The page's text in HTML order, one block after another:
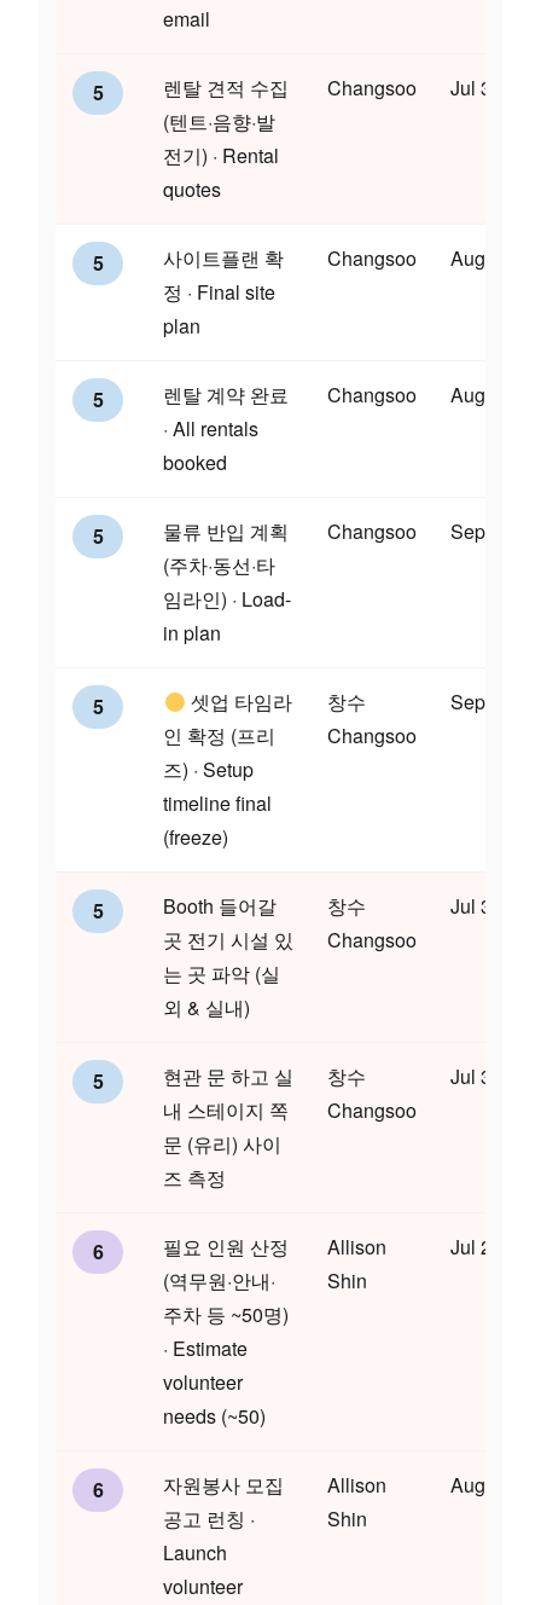
email
5
렌탈 견적 수집
(텐트·음향·발
전기) · Rental
quotes
Changsoo Jul 31
5
사이트플랜 확
정 · Final site
plan
Changsoo Aug 14
5
렌탈 계약 완료
· All rentals
booked
Changsoo Aug 28
5
물류 반입 계획
(주차·동선·타
임라인) · Load-
in plan
Changsoo Sep 4
5
셋업 타임라
인 확정 (프리
즈) · Setup
timeline final
(freeze)
창수
Changsoo
Sep 11
5
Booth 들어갈
곳 전기 시설 있
는 곳 파악 (실
외 & 실내)
창수
Changsoo
Jul 30
5
현관 문 하고 실
내 스테이지 쪽
문 (유리) 사이
즈 측정
창수
Changsoo
Jul 30
6
필요 인원 산정
(역무원·안내·
주차 등 ~50명)
· Estimate
volunteer
needs (~50)
Allison
Shin
Jul 24
6
자원봉사 모집
공고 런칭 ·
Launch
volunteer
Allison
Shin
Aug 1